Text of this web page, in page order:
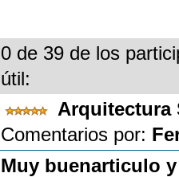
0 de 39 de los
útil:
Comentarios por:
Muy buenarticulo